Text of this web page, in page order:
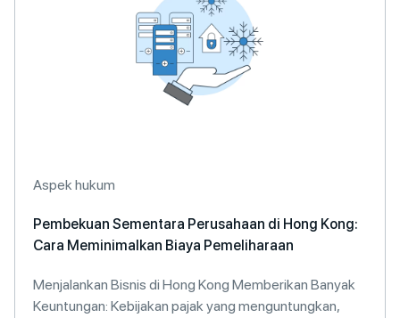
Aspek hukum
Pembekuan Sementara Perusahaan di Hong Kong:
Cara Meminimalkan Biaya Pemeliharaan
Menjalankan Bisnis di Hong Kong Memberikan Banyak
Keuntungan: Kebijakan pajak yang menguntungkan,